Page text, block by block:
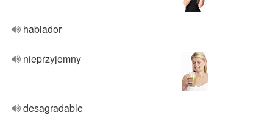
hablador
nieprzyjemny
desagradable